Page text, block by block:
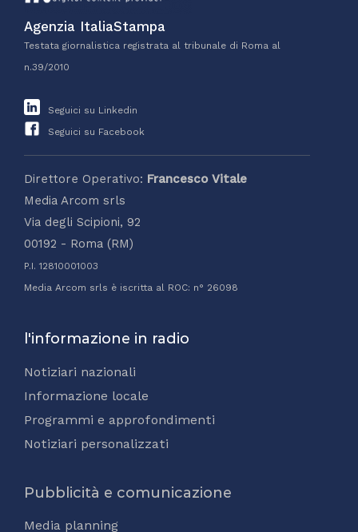
Agenzia ItaliaStampa
Testata giornalistica registrata al tribunale di Roma al
n.39/2010
Seguici su Linkedin
Seguici su Facebook
Direttore Operativo: Francesco Vitale
Media Arcom srls
Via degli Scipioni, 92
00192 - Roma (RM)
P.I. 12810001003
Media Arcom srls è iscritta al ROC: n° 26098
l'informazione in radio
Notiziari nazionali
Informazione locale
Programmi e approfondimenti
Notiziari personalizzati
Pubblicità e comunicazione
Media planning